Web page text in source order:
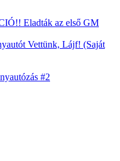
Eladták az első GM
Vettünk, Lájf! (Saját
#2